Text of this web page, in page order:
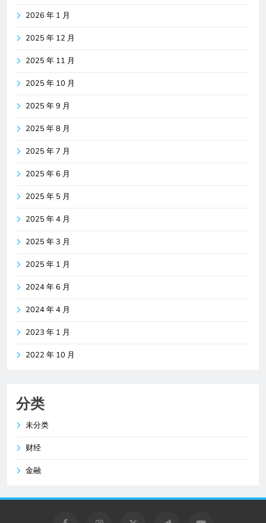
2026 年 1 月
2025 年 12 月
2025 年 11 月
2025 年 10 月
2025 年 9 月
2025 年 8 月
2025 年 7 月
2025 年 6 月
2025 年 5 月
2025 年 4 月
2025 年 3 月
2025 年 1 月
2024 年 6 月
2024 年 4 月
2023 年 1 月
2022 年 10 月
分类
未分类
财经
金融